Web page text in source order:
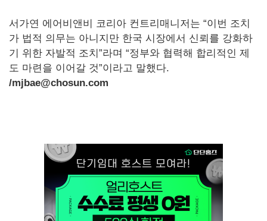
서가연 에어비앤비 코리아 컨트리매니저는 “이번 조치
가 법적 의무는 아니지만 한국 시장에서 신뢰를 강화하
기 위한 자발적 조치”라며 “정부와 협력해 합리적인 제
도 마련을 이어갈 것”이라고 말했다.
/mjbae@chosun.com